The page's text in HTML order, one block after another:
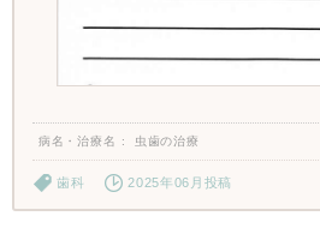
病名・治療名 虫歯の治療
歯科 2025年06月投稿